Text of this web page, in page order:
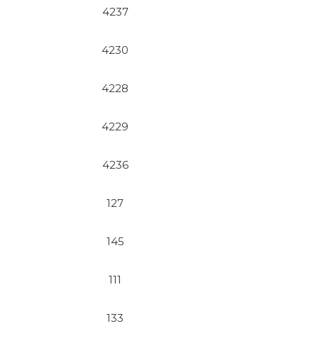
4237
4230
4228
4229
4236
127
145
111
133